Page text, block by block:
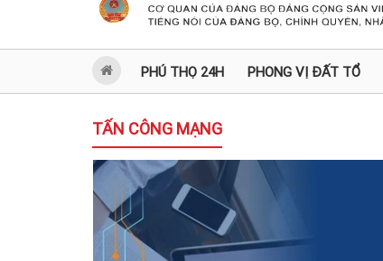
PHÚ THỌ 24H PHONG VỊ ĐẤT TỔ
TẤN CÔNG MẠNG